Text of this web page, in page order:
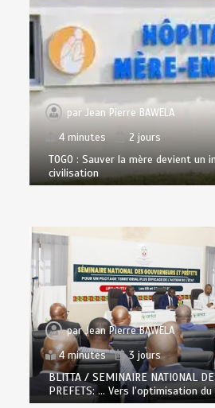
parJean Pierre BAWELA
4 minutes
2 jours
TOGO : Sauver la mère devient un
civilisation
parJean Pierre BAWELA
4 minutes
3 jours
BLITTA / SEMINAIRE NATIONAL
PREFETS: … Vers l’optimisation